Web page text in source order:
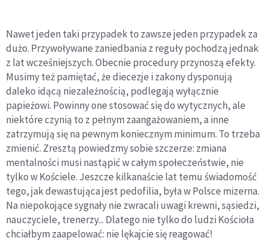
Nawet jeden taki przypadek to zawsze jeden przypadek za
dużo. Przywoływane zaniedbania z reguły pochodzą jednak
z lat wcześniejszych. Obecnie procedury przynoszą efekty.
Musimy też pamiętać, że diecezje i zakony dysponują
daleko idącą niezależnością, podlegają wyłącznie
papieżowi. Powinny one stosować się do wytycznych, ale
niektóre czynią to z pełnym zaangażowaniem, a inne
zatrzymują się na pewnym koniecznym minimum. To trzeba
zmienić. Zresztą powiedzmy sobie szczerze: zmiana
mentalności musi nastąpić w całym społeczeństwie, nie
tylko w Kościele. Jeszcze kilkanaście lat temu świadomość
tego, jak dewastująca jest pedofilia, była w Polsce mizerna.
Na niepokojące sygnały nie zwracali uwagi krewni, sąsiedzi,
nauczyciele, trenerzy... Dlatego nie tylko do ludzi Kościoła
chciałbym zaapelować: nie lękajcie się reagować!